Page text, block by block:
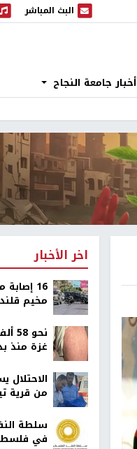
البث المباشر
البث المباشر
أخبار جامعة النجاح
اخر الأخبار
16
مخيم
غزة منذ
من قرية
سلطة
في فلسطين إلى 73%